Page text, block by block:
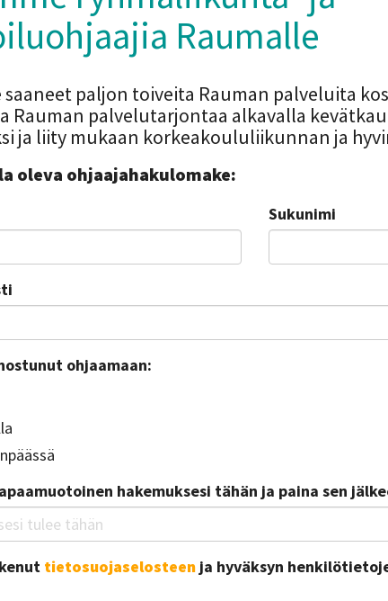
Raumalle
saaneet paljon toiveita Rauman palveluita
Rauman palvelutarjontaa alkavalla
ja liity mukaan korkeakoululiikunnan ja
oleva ohjaajahakulomake:
Sukunimi
ohjaamaan:
hakemuksesi tähän ja paina sen
tietosuojaselosteen ja hyväksyn